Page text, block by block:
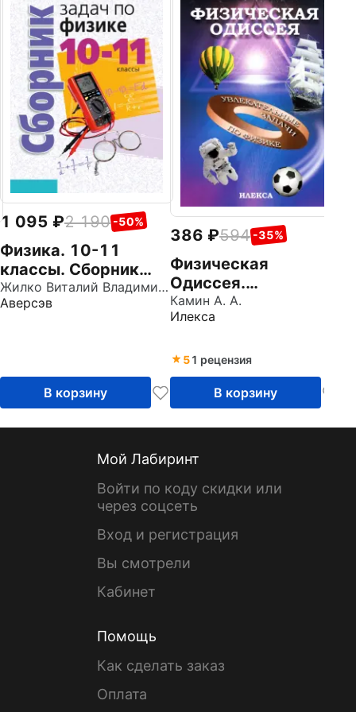
1 095 2 190 -50%
Физика. 10-11
классы. Сборник
задач
Жилко Виталий Владимирович
Аверсэв
В корзину
386 594 -35%
Физическая
Одиссея.
Увлекательные
задачи по физике
Камин А. А.
Илекса
51 рецензия
В корзину
Мой Лабиринт
Войти по коду скидки или
через соцсеть
Вход и регистрация
Вы смотрели
Кабинет
Помощь
Как сделать заказ
Оплата